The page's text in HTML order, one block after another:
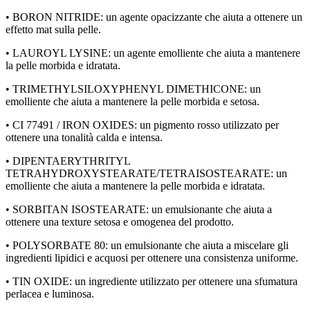
• BORON NITRIDE: un agente opacizzante che aiuta a ottenere un
effetto mat sulla pelle.
• LAUROYL LYSINE: un agente emolliente che aiuta a mantenere
la pelle morbida e idratata.
• TRIMETHYLSILOXYPHENYL DIMETHICONE: un
emolliente che aiuta a mantenere la pelle morbida e setosa.
• CI 77491 / IRON OXIDES: un pigmento rosso utilizzato per
ottenere una tonalità calda e intensa.
• DIPENTAERYTHRITYL
TETRAHYDROXYSTEARATE/TETRAISOSTEARATE: un
emolliente che aiuta a mantenere la pelle morbida e idratata.
• SORBITAN ISOSTEARATE: un emulsionante che aiuta a
ottenere una texture setosa e omogenea del prodotto.
• POLYSORBATE 80: un emulsionante che aiuta a miscelare gli
ingredienti lipidici e acquosi per ottenere una consistenza uniforme.
• TIN OXIDE: un ingrediente utilizzato per ottenere una sfumatura
perlacea e luminosa.